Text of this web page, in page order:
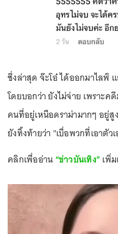
ซึ่งล่าสุด จ๊ะโอ๋ ได้ออกมาไลฟ์
โดยบอกว่า ยังไม่จ่าย เพราะ
คนที่อยู่เหนือดราม่ามากๆ อยู่สู
ยังทิ้งท้ายว่า "เบื่อพวกที่เอาตัว
คลิกเพื่ออ่าน “ข่าวบันเทิง” เพิ่